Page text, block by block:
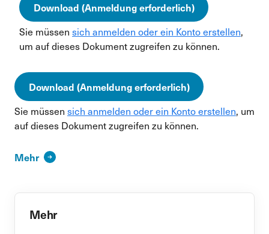
Download (Anmeldung erforderlich)
Sie müssen sich anmelden oder ein Konto erstellen,
um auf dieses Dokument zugreifen zu können.
Download (Anmeldung erforderlich)
Sie müssen sich anmelden oder ein Konto erstellen, um
auf dieses Dokument zugreifen zu können.
Mehr
Mehr